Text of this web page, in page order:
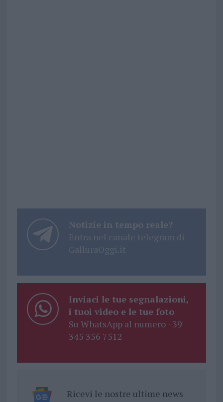
Notizie in tempo reale?
Entra nel canale telegram di
GalluraOggi.it
Inviaci le tue segnalazioni,
i tuoi video e le tue foto
Su WhatsApp al numero +39
345 356 7512
Ricevi le nostre ultime news